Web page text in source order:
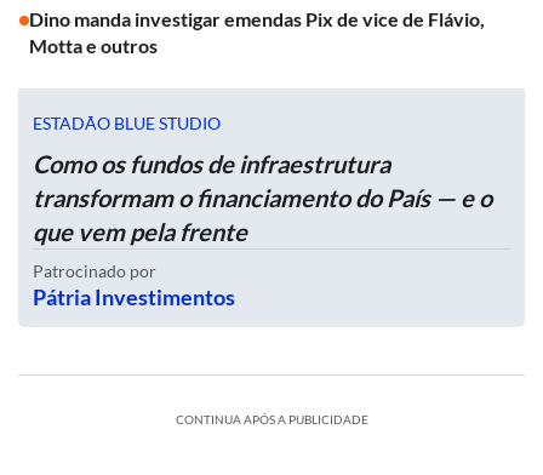
Dino manda investigar emendas Pix de vice de Flávio,
Motta e outros
ESTADÃO BLUE STUDIO
Como os fundos de infraestrutura
transformam o financiamento do País — e o
que vem pela frente
Patrocinado por
Pátria Investimentos
CONTINUA APÓS A PUBLICIDADE